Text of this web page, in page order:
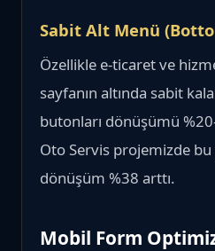
Sabit Alt Menü
Özellikle e-ticaret ve
sayfanın altında sabit
butonları dönüşümü
Oto Servis projemizde
dönüşüm %38 arttı.
Mobil Form